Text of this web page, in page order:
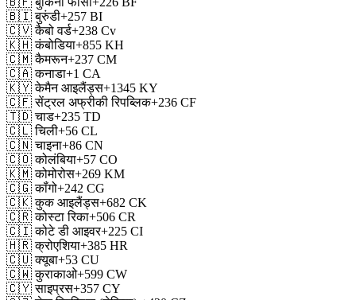
🇧🇮 बुरुंडी+257 BI
🇨🇻 कैबो वर्ड+238 Cv
🇰🇭 कंबोडिया+855 KH
🇨🇲 कैमरून+237 CM
🇨🇦 कनाडा+1 CA
🇰🇾 केमैन आइलैंड्स+1345 KY
🇨🇫 सेंट्रल अफ्रीकी रिपब्लिक+236 CF
🇹🇩 चाड+235 TD
🇨🇱 चिली+56 CL
🇨🇳 चाइना+86 CN
🇨🇴 कोलंबिया+57 CO
🇰🇲 कोमोरोस+269 KM
🇨🇬 कॉंगो+242 CG
🇨🇰 कुक आइलैंड्स+682 CK
🇨🇷 कोस्टा रिका+506 CR
🇨🇮 कोटे डी आइवर+225 CI
🇭🇷 क्रोएशिया+385 HR
🇨🇺 क्यूबा+53 CU
🇨🇼 कुराकाओ+599 CW
🇨🇾 साइप्रस+357 CY